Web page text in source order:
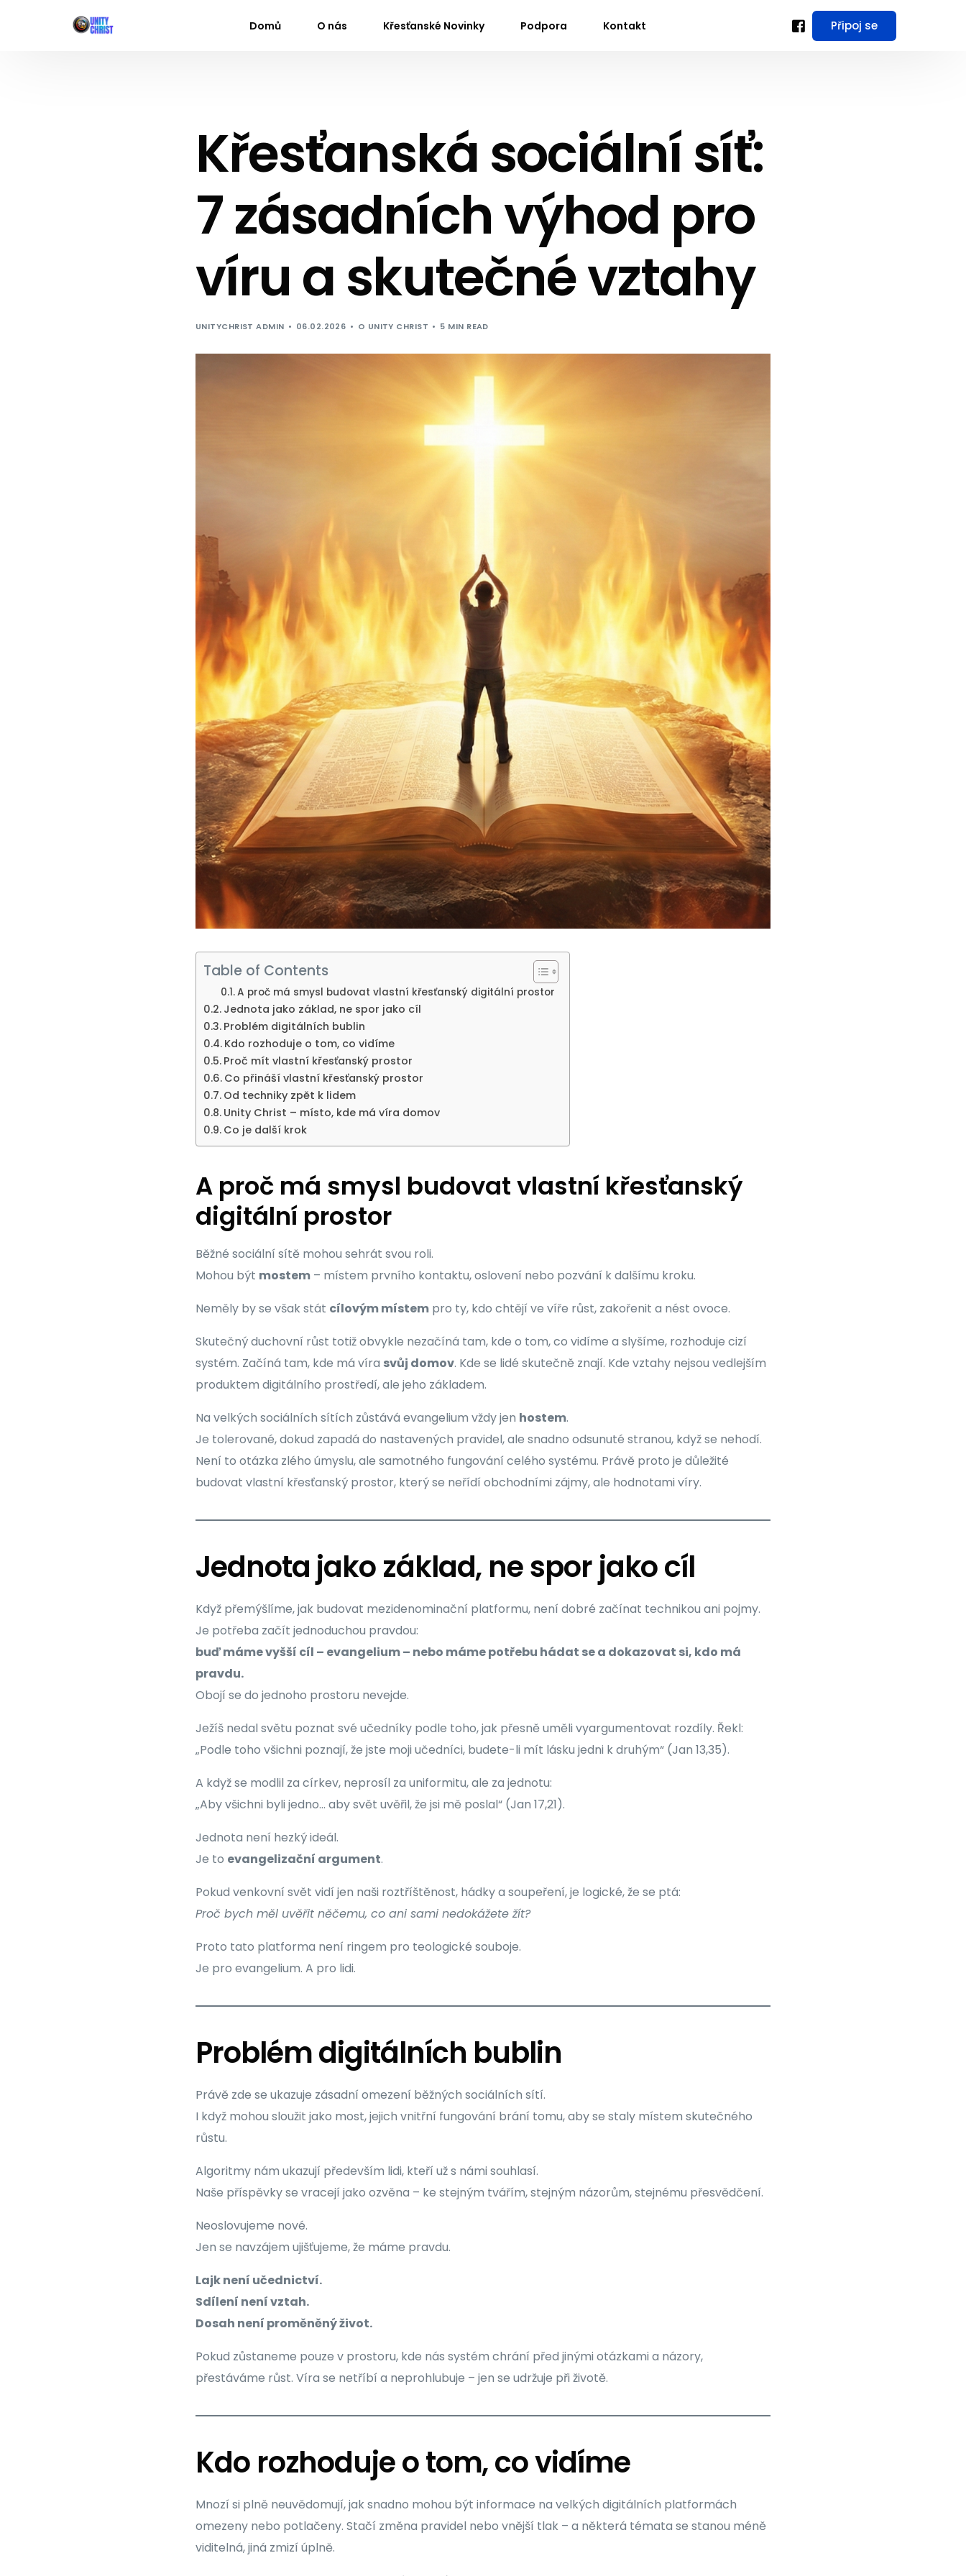
Domů O nás Křesťanské Novinky Podpora Kontakt Připoj se
Křesťanská sociální síť:
7 zásadních výhod pro
víru a skutečné vztahy
UNITYCHRIST ADMIN 06.02.2026 O UNITY CHRIST 5 MIN READ
Table of Contents
A proč má smysl budovat vlastní křesťanský digitální prostor
Jednota jako základ, ne spor jako cíl
Problém digitálních bublin
Kdo rozhoduje o tom, co vidíme
Proč mít vlastní křesťanský prostor
Co přináší vlastní křesťanský prostor
Od techniky zpět k lidem
Unity Christ – místo, kde má víra domov
Co je další krok
A proč má smysl budovat vlastní křesťanský
digitální prostor
Běžné sociální sítě mohou sehrát svou roli.
Mohou být mostem – místem prvního kontaktu, oslovení nebo pozvání k dalšímu kroku.
Neměly by se však stát cílovým místem pro ty, kdo chtějí ve víře růst, zakořenit a nést ovoce.
Skutečný duchovní růst totiž obvykle nezačíná tam, kde o tom, co vidíme a slyšíme, rozhoduje cizí
systém. Začíná tam, kde má víra svůj domov. Kde se lidé skutečně znají. Kde vztahy nejsou vedlejším
produktem digitálního prostředí, ale jeho základem.
Na velkých sociálních sítích zůstává evangelium vždy jen hostem.
Je tolerované, dokud zapadá do nastavených pravidel, ale snadno odsunuté stranou, když se nehodí.
Není to otázka zlého úmyslu, ale samotného fungování celého systému. Právě proto je důležité
budovat vlastní křesťanský prostor, který se neřídí obchodními zájmy, ale hodnotami víry.
Jednota jako základ, ne spor jako cíl
Když přemýšlíme, jak budovat mezidenominační platformu, není dobré začínat technikou ani pojmy.
Je potřeba začít jednoduchou pravdou:
buď máme vyšší cíl – evangelium – nebo máme potřebu hádat se a dokazovat si, kdo má
pravdu.
Obojí se do jednoho prostoru nevejde.
Ježíš nedal světu poznat své učedníky podle toho, jak přesně uměli vyargumentovat rozdíly. Řekl:
„Podle toho všichni poznají, že jste moji učedníci, budete-li mít lásku jedni k druhým“ (Jan 13,35).
A když se modlil za církev, neprosíl za uniformitu, ale za jednotu:
„Aby všichni byli jedno… aby svět uvěřil, že jsi mě poslal“ (Jan 17,21).
Jednota není hezký ideál.
Je to evangelizační argument.
Pokud venkovní svět vidí jen naši roztříštěnost, hádky a soupeření, je logické, že se ptá:
Proč bych měl uvěřit něčemu, co ani sami nedokážete žít?
Proto tato platforma není ringem pro teologické souboje.
Je pro evangelium. A pro lidi.
Problém digitálních bublin
Právě zde se ukazuje zásadní omezení běžných sociálních sítí.
I když mohou sloužit jako most, jejich vnitřní fungování brání tomu, aby se staly místem skutečného
růstu.
Algoritmy nám ukazují především lidi, kteří už s námi souhlasí.
Naše příspěvky se vracejí jako ozvěna – ke stejným tvářím, stejným názorům, stejnému přesvědčení.
Neoslovujeme nové.
Jen se navzájem ujišťujeme, že máme pravdu.
Lajk není učednictví.
Sdílení není vztah.
Dosah není proměněný život.
Pokud zůstaneme pouze v prostoru, kde nás systém chrání před jinými otázkami a názory,
přestáváme růst. Víra se netříbí a neprohlubuje – jen se udržuje při životě.
Kdo rozhoduje o tom, co vidíme
Mnozí si plně neuvědomují, jak snadno mohou být informace na velkých digitálních platformách
omezeny nebo potlačeny. Stačí změna pravidel nebo vnější tlak – a některá témata se stanou méně
viditelná, jiná zmizí úplně.